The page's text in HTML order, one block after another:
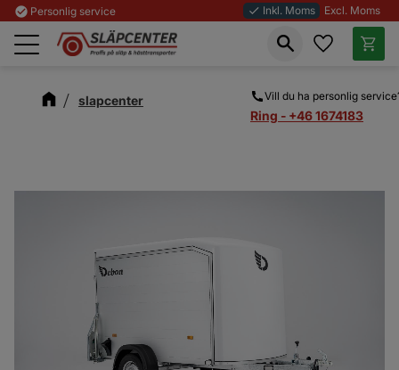
Meny
check_circle Personlig service done Inkl. Moms Excl. Moms
Vill du ha personlig
Ring - +46 1674183
Favoriter
slapcenter